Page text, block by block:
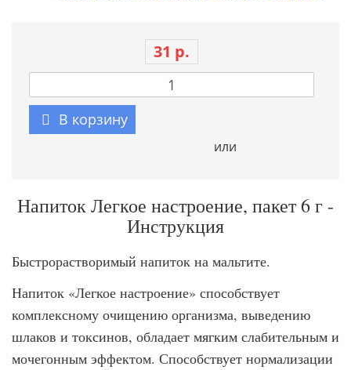
31 р.
В корзину
или
Напиток Легкое настроение, пакет 6 г -
Инструкция
Быстрорастворимый напиток на мальтите.
Напиток «Легкое настроение» способствует
комплексному очищению организма, выведению
шлаков и токсинов, обладает мягким слабительным и
мочегонным эффектом. Способствует нормализации